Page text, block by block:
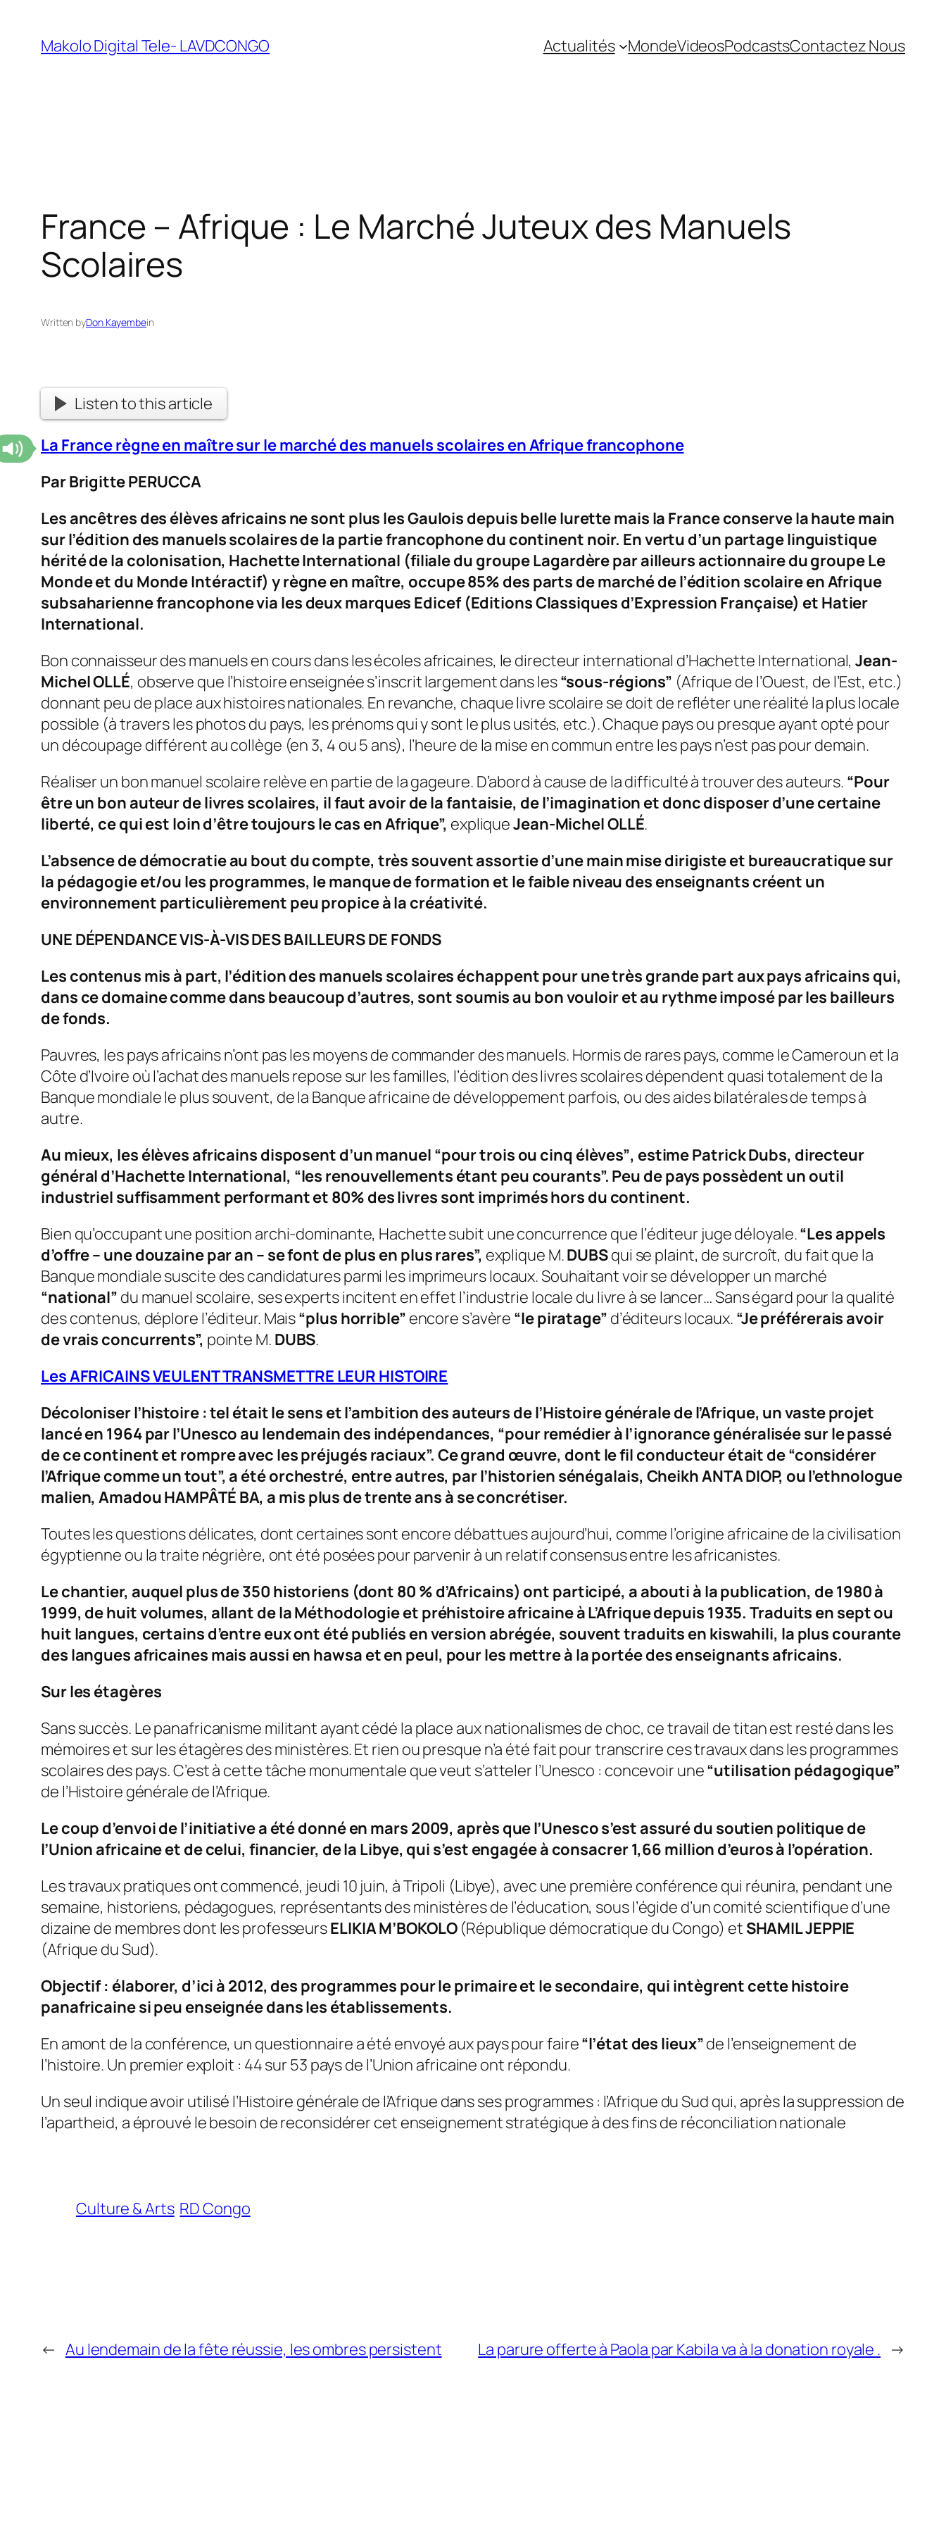
Makolo Digital Tele- LAVDCONGO Actualités MondeVideosPodcastsContactez Nous
France – Afrique : Le Marché Juteux des Manuels
Scolaires
Written byDon Kayembein
Listen to this article
La France règne en maître sur le marché des manuels scolaires en Afrique francophone
Par Brigitte PERUCCA
Les ancêtres des élèves africains ne sont plus les Gaulois depuis belle lurette mais la France conserve la haute main
sur l’édition des manuels scolaires de la partie francophone du continent noir. En vertu d’un partage linguistique
hérité de la colonisation, Hachette International (filiale du groupe Lagardère par ailleurs actionnaire du groupe Le
Monde et du Monde Intéractif) y règne en maître, occupe 85% des parts de marché de l’édition scolaire en Afrique
subsaharienne francophone via les deux marques Edicef (Editions Classiques d’Expression Française) et Hatier
International.
Bon connaisseur des manuels en cours dans les écoles africaines, le directeur international d’Hachette International,Jean-
Michel OLLÉ, observe que l’histoire enseignée s’inscrit largement dans les“sous-régions” (Afrique de l’Ouest, de l’Est, etc.)
donnant peu de place aux histoires nationales. En revanche, chaque livre scolaire se doit de refléter une réalité la plus locale
possible (à travers les photos du pays, les prénoms qui y sont le plus usités, etc.). Chaque pays ou presque ayant opté pour
un découpage différent au collège (en 3, 4 ou 5 ans), l’heure de la mise en commun entre les pays n’est pas pour demain.
Réaliser un bon manuel scolaire relève en partie de la gageure. D’abord à cause de la difficulté à trouver des auteurs. “Pour
être un bon auteur de livres scolaires, il faut avoir de la fantaisie, de l’imagination et donc disposer d’une certaine
liberté, ce qui est loin d’être toujours le cas en Afrique”, expliqueJean-Michel OLLÉ.
L’absence de démocratie au bout du compte, très souvent assortie d’une main mise dirigiste et bureaucratique sur
la pédagogie et/ou les programmes, le manque de formation et le faible niveau des enseignants créent un
environnement particulièrement peu propice à la créativité.
UNE DÉPENDANCE VIS-À-VIS DES BAILLEURS DE FONDS
Les contenus mis à part, l’édition des manuels scolaires échappent pour une très grande part aux pays africains qui,
dans ce domaine comme dans beaucoup d’autres, sont soumis au bon vouloir et au rythme imposé par les bailleurs
de fonds.
Pauvres, les pays africains n’ont pas les moyens de commander des manuels. Hormis de rares pays, comme le Cameroun et la
Côte d’Ivoire où l’achat des manuels repose sur les familles, l’édition des livres scolaires dépendent quasi totalement de la
Banque mondiale le plus souvent, de la Banque africaine de développement parfois, ou des aides bilatérales de temps à
autre.
Au mieux, les élèves africains disposent d’un manuel “pour trois ou cinq élèves”, estime Patrick Dubs, directeur
général d’Hachette International, “les renouvellements étant peu courants”. Peu de pays possèdent un outil
industriel suffisamment performant et 80% des livres sont imprimés hors du continent.
Bien qu’occupant une position archi-dominante, Hachette subit une concurrence que l’éditeur juge déloyale.“Les appels
d’offre – une douzaine par an – se font de plus en plus rares”, explique M.DUBSqui se plaint, de surcroît, du fait que la
Banque mondiale suscite des candidatures parmi les imprimeurs locaux. Souhaitant voir se développer un marché
“national” du manuel scolaire, ses experts incitent en effet l’industrie locale du livre à se lancer… Sans égard pour la qualité
des contenus, déplore l’éditeur. Mais“plus horrible” encore s’avère “le piratage” d’éditeurs locaux. “Je préférerais avoir
de vrais concurrents”, pointe M. DUBS.
Les AFRICAINS VEULENT TRANSMETTRE LEUR HISTOIRE
Décoloniser l’histoire : tel était le sens et l’ambition des auteurs de l’Histoire générale de l’Afrique, un vaste projet
lancé en 1964 par l’Unesco au lendemain des indépendances, “pour remédier à l’ignorance généralisée sur le passé
de ce continent et rompre avec les préjugés raciaux”. Ce grand œuvre, dont le fil conducteur était de“considérer
l’Afrique comme un tout”, a été orchestré, entre autres, par l’historien sénégalais, Cheikh ANTA DIOP, ou l’ethnologue
malien, Amadou HAMPÂTÉ BA, a mis plus de trente ans à se concrétiser.
Toutes les questions délicates, dont certaines sont encore débattues aujourd’hui, comme l’origine africaine de la civilisation
égyptienne ou la traite négrière, ont été posées pour parvenir à un relatif consensus entre les africanistes.
Le chantier, auquel plus de 350 historiens (dont 80 % d’Africains) ont participé, a abouti à la publication, de 1980 à
1999, de huit volumes, allant de la Méthodologie et préhistoire africaine à L’Afrique depuis 1935. Traduits en sept ou
huit langues, certains d’entre eux ont été publiés en version abrégée, souvent traduits en kiswahili, la plus courante
des langues africaines mais aussi en hawsa et en peul, pour les mettre à la portée des enseignants africains.
Sur les étagères
Sans succès. Le panafricanisme militant ayant cédé la place aux nationalismes de choc, ce travail de titan est resté dans les
mémoires et sur les étagères des ministères. Et rien ou presque n’a été fait pour transcrire ces travaux dans les programmes
scolaires des pays. C’est à cette tâche monumentale que veut s’atteler l’Unesco : concevoir une“utilisation pédagogique”
de l’Histoire générale de l’Afrique.
Le coup d’envoi de l’initiative a été donné en mars 2009, après que l’Unesco s’est assuré du soutien politique de
l’Union africaine et de celui, financier, de la Libye, qui s’est engagée à consacrer 1,66 million d’euros à l’opération.
Les travaux pratiques ont commencé, jeudi 10 juin, à Tripoli (Libye), avec une première conférence qui réunira, pendant une
semaine, historiens, pédagogues, représentants des ministères de l’éducation, sous l’égide d’un comité scientifique d’une
dizaine de membres dont les professeursELIKIA M’BOKOLO(République démocratique du Congo) et SHAMIL JEPPIE
(Afrique du Sud).
Objectif : élaborer, d’ici à 2012, des programmes pour le primaire et le secondaire, qui intègrent cette histoire
panafricaine si peu enseignée dans les établissements.
En amont de la conférence, un questionnaire a été envoyé aux pays pour faire“l’état des lieux”de l’enseignement de
l’histoire. Un premier exploit : 44 sur 53 pays de l’Union africaine ont répondu.
Un seul indique avoir utilisé l’Histoire générale de l’Afrique dans ses programmes : l’Afrique du Sud qui, après la suppression de
l’apartheid, a éprouvé le besoin de reconsidérer cet enseignement stratégique à des fins de réconciliation nationale
Culture & Arts RD Congo
← Au lendemain de la fête réussie, les ombres persistent La parure offerte à Paola par Kabila va à la donation royale . →